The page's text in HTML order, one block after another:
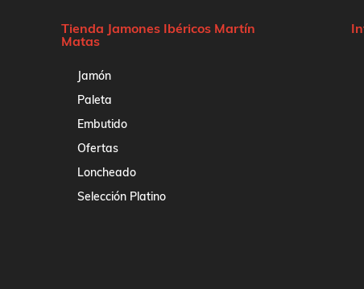
Tienda Jamones Ibéricos Martín
Matas
Jamón
Paleta
Embutido
Ofertas
Loncheado
Selección Platino